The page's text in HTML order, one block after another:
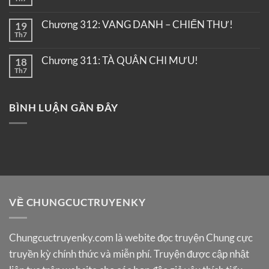
19
Th7
Chương 312: VANG DANH – CHIẾN THƯ!
18
Th7
Chương 311: TÀ QUÂN CHI MƯU!
BÌNH LUẬN GẦN ĐÂY
VỀ CHUNGCUCTRUYENKY
Chungcuctruyenky.com là webite đọc truyện Chung cực
truyền kỳ chính thức và miễn phí. Truyện được cập nhật